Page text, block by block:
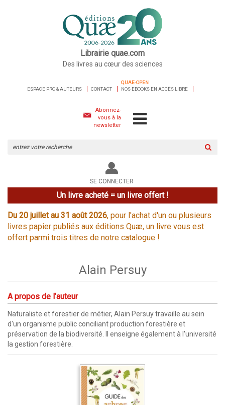
Librairie quae.com
Des livres au cœur des sciences
ESPACE PRO & AUTEURS CONTACT
QUAE-OPEN
NOS EBOOKS EN ACCÈS LIBRE
Abonnez-
vous à la
newsletter
le
site
SE CONNECTER
Un livre acheté = un livre offert !
Du 20 juillet au 31 août 2026, pour l'achat d'un ou plusieurs
livres papier publiés aux éditions Quæ, un livre vous est
offert parmi trois titres de notre catalogue !
Alain Persuy
A propos de l'auteur
Naturaliste et forestier de métier, Alain Persuy travaille au sein
d'un organisme public conciliant production forestière et
préservation de la biodiversité. Il enseigne également à l'université
la gestion forestière.